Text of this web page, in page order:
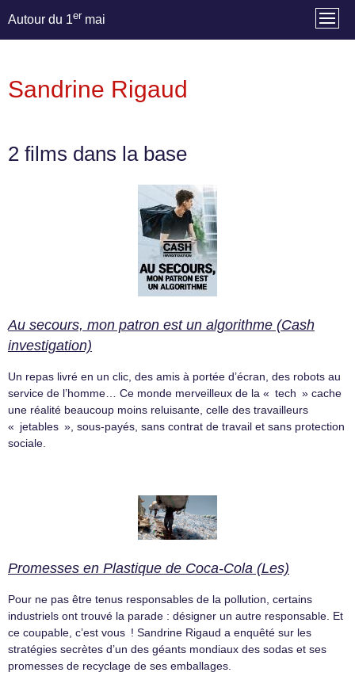
Autour du 1er mai
Sandrine Rigaud
2 films dans la base
Au secours, mon patron est un algorithme (Cash
investigation)
Un repas livré en un clic, des amis à portée d’écran, des robots au
service de l’homme… Ce monde merveilleux de la « tech » cache
une réalité beaucoup moins reluisante, celle des travailleurs
« jetables », sous-payés, sans contrat de travail et sans protection
sociale.
Promesses en Plastique de Coca-Cola (Les)
Pour ne pas être tenus responsables de la pollution, certains
industriels ont trouvé la parade : désigner un autre responsable. Et
ce coupable, c’est vous ! Sandrine Rigaud a enquêté sur les
stratégies secrètes d’un des géants mondiaux des sodas et ses
promesses de recyclage de ses emballages.